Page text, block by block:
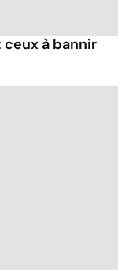
à bannir